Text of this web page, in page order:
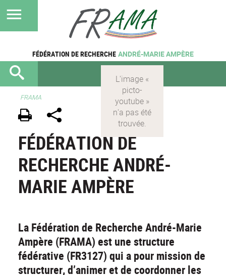
FÉDÉRATION DE RECHERCHE ANDRÉ-MARIE AMPÈRE
FRAMA
FÉDÉRATION DE
RECHERCHE ANDRÉ-
MARIE AMPÈRE
La Fédération de Recherche André-Marie
Ampère (FRAMA) est une structure
fédérative (FR3127) qui a pour mission de
structurer, d’animer et de coordonner les